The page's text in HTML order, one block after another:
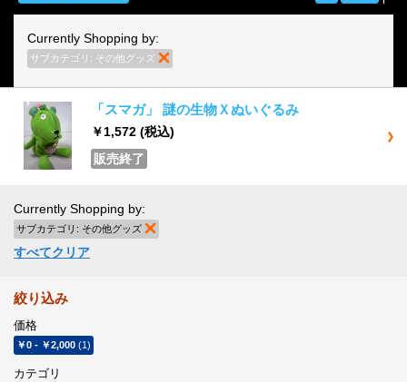
Currently Shopping by:
サブカテゴリ: その他グッズ
「スマガ」 謎の生物Ｘぬいぐるみ
￥1,572 (税込)
販売終了
Currently Shopping by:
サブカテゴリ: その他グッズ
すべてクリア
絞り込み
価格
￥0 - ￥2,000 (1)
カテゴリ